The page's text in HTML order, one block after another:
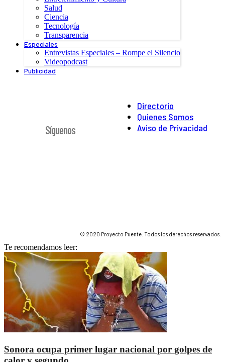
Salud
Ciencia
Tecnología
Transparencia
Especiales
Entrevistas Especiales – Rompe el Silencio
Videopodcast
Publicidad
Directorio
Quienes Somos
Aviso de Privacidad
Síguenos
© 2020 Proyecto Puente. Todos los derechos reservados.
Te recomendamos leer:
Sonora ocupa primer lugar nacional por golpes de